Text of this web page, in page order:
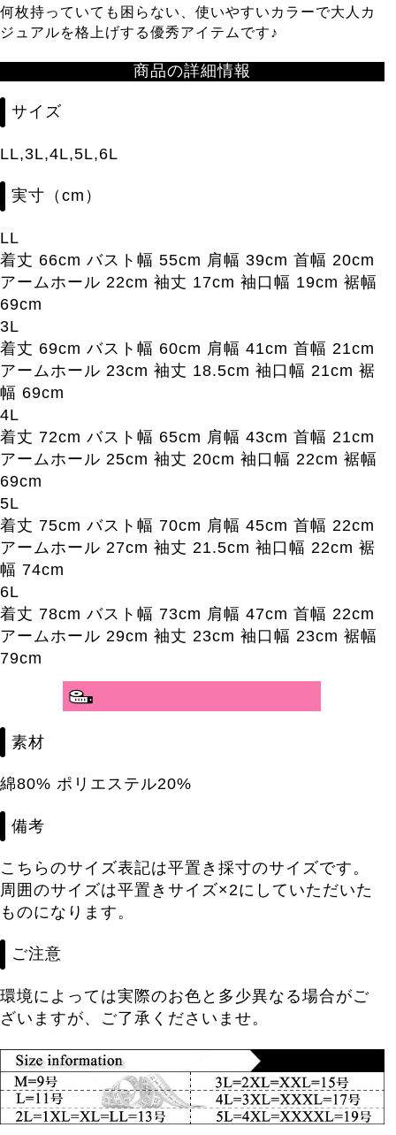
何枚持っていても困らない、使いやすいカラーで大人カ
ジュアルを格上げする優秀アイテムです♪
商品の詳細情報
サイズ
LL,3L,4L,5L,6L
実寸（cm）
LL
着丈 66cm バスト幅 55cm 肩幅 39cm 首幅 20cm
アームホール 22cm 袖丈 17cm 袖口幅 19cm 裾幅
69cm
3L
着丈 69cm バスト幅 60cm 肩幅 41cm 首幅 21cm
アームホール 23cm 袖丈 18.5cm 袖口幅 21cm 裾
幅 69cm
4L
着丈 72cm バスト幅 65cm 肩幅 43cm 首幅 21cm
アームホール 25cm 袖丈 20cm 袖口幅 22cm 裾幅
69cm
5L
着丈 75cm バスト幅 70cm 肩幅 45cm 首幅 22cm
アームホール 27cm 袖丈 21.5cm 袖口幅 22cm 裾
幅 74cm
6L
着丈 78cm バスト幅 73cm 肩幅 47cm 首幅 22cm
アームホール 29cm 袖丈 23cm 袖口幅 23cm 裾幅
79cm
分かりやすいサイズガイド>>
素材
綿80% ポリエステル20%
備考
こちらのサイズ表記は平置き採寸のサイズです。
周囲のサイズは平置きサイズ×2にしていただいた
ものになります。
ご注意
環境によっては実際のお色と多少異なる場合がご
ざいますが、ご了承くださいませ。